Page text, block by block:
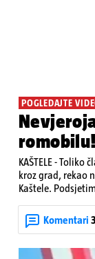
POGLEDAJTE
romobilu!
KAŠTELE -
kroz grad, rekao
Kaštele.
zadobivenima u
Komentari